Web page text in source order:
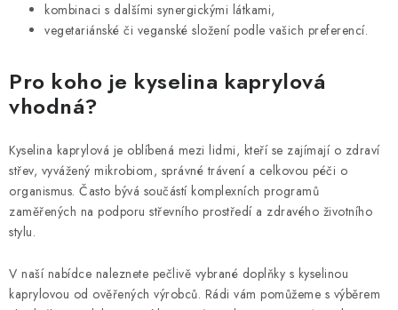
kombinaci s dalšími synergickými látkami,
vegetariánské či veganské složení podle vašich preferencí.
Pro koho je kyselina kaprylová
vhodná?
Kyselina kaprylová je oblíbená mezi lidmi, kteří se zajímají o zdraví
střev, vyvážený mikrobiom, správné trávení a celkovou péči o
organismus. Často bývá součástí komplexních programů
zaměřených na podporu střevního prostředí a zdravého životního
stylu.
V naší nabídce naleznete pečlivě vybrané doplňky s kyselinou
kaprylovou od ověřených výrobců. Rádi vám pomůžeme s výběrem